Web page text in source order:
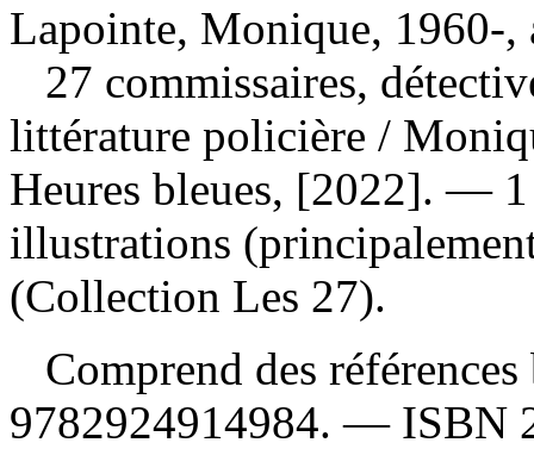
Lapointe, Monique, 1960-,
27 commissaires,
littérature policière /
Heures bleues, [2022]. —
illustrations
(Collection Les 27).
Comprend des
9782924914984. — ISBN